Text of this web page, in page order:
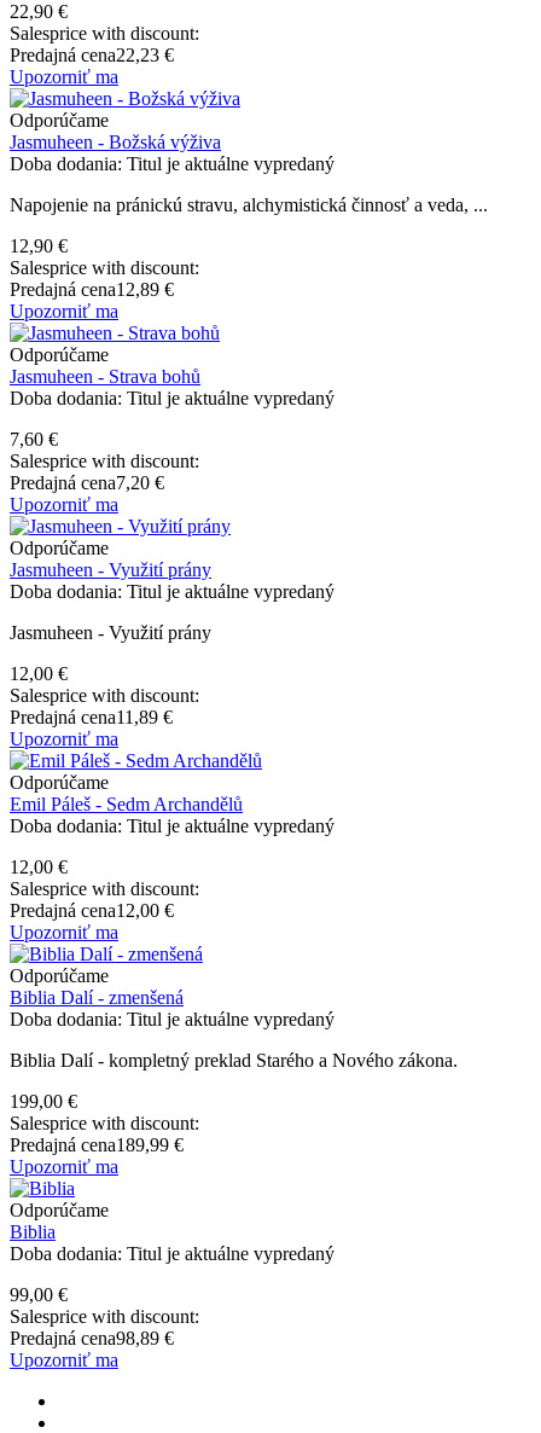
22,90 €
Salesprice with discount:
Predajná cena22,23 €
Upozorniť ma
Odporúčame
Jasmuheen - Božská výživa
Doba dodania: Titul je aktuálne vypredaný
Napojenie na pránickú stravu, alchymistická činnosť a veda, ...
12,90 €
Salesprice with discount:
Predajná cena12,89 €
Upozorniť ma
Odporúčame
Jasmuheen - Strava bohů
Doba dodania: Titul je aktuálne vypredaný
7,60 €
Salesprice with discount:
Predajná cena7,20 €
Upozorniť ma
Odporúčame
Jasmuheen - Využití prány
Doba dodania: Titul je aktuálne vypredaný
Jasmuheen - Využití prány
12,00 €
Salesprice with discount:
Predajná cena11,89 €
Upozorniť ma
Odporúčame
Emil Páleš - Sedm Archandělů
Doba dodania: Titul je aktuálne vypredaný
12,00 €
Salesprice with discount:
Predajná cena12,00 €
Upozorniť ma
Odporúčame
Biblia Dalí - zmenšená
Doba dodania: Titul je aktuálne vypredaný
Biblia Dalí - kompletný preklad Starého a Nového zákona.
199,00 €
Salesprice with discount:
Predajná cena189,99 €
Upozorniť ma
Odporúčame
Biblia
Doba dodania: Titul je aktuálne vypredaný
99,00 €
Salesprice with discount:
Predajná cena98,89 €
Upozorniť ma